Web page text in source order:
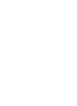
précédemment
(! @ # $)